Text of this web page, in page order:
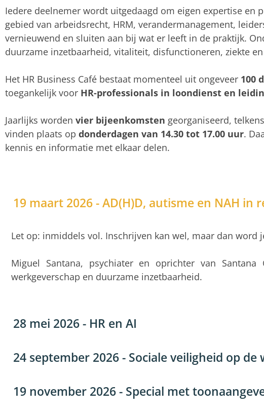
Iedere deelnemer wordt uitgedaagd om eigen expertise en
gebied van arbeidsrecht, HRM, verandermanagement,
vernieuwend en sluiten aan bij wat er leeft in de praktijk.
duurzame inzetbaarheid, vitaliteit, disfunctioneren, ziekte
Het HR Business Café bestaat momenteel uit ongeveer 100
toegankelijk voor HR-professionals in loondienst en
Jaarlijks worden vier bijeenkomsten georganiseerd,
vinden plaats op donderdagen van 14.30 tot 17.00 uur.
kennis en informatie met elkaar delen.
19 maart 2026 - AD(H)D, autisme en NAH
Let op: inmiddels vol. Inschrijven kan wel, maar dan word
Miguel Santana, psychiater en oprichter van
werkgeverschap en duurzame inzetbaarheid.
28 mei 2026 - HR en AI
24 september 2026 - Sociale veiligheid op de
19 november 2026 - Special met